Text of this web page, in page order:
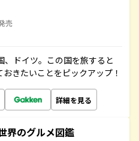
売
ドイツ。この国を旅すると
きたいことをピックアップ！
詳細を見る
界のグルメ図鑑